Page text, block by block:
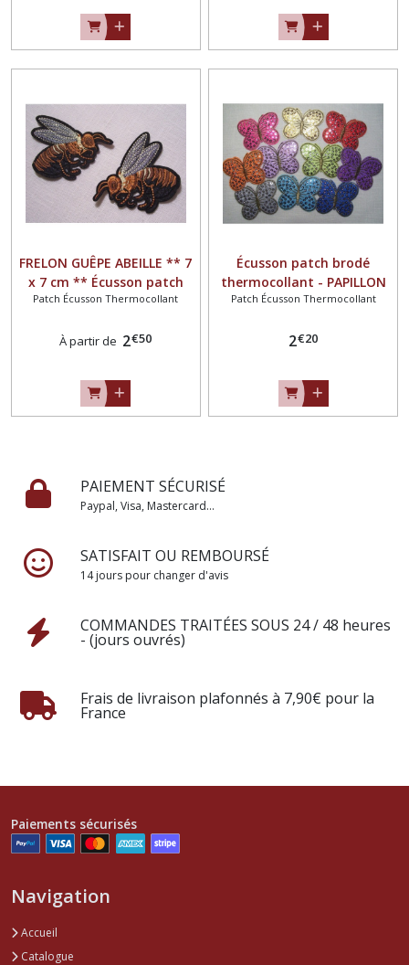
FRELON GUÊPE ABEILLE ** 7
x 7 cm ** Écusson patch
brodé thermocollant -
Patch Écusson Thermocollant
À partir de 2€50
Écusson patch brodé
thermocollant - PAPILLON
SEQUIN ** 6 x 8 cm **
Patch Écusson Thermocollant
2€20
PAIEMENT SÉCURISÉ
Paypal, Visa, Mastercard...
SATISFAIT OU REMBOURSÉ
14 jours pour changer d'avis
COMMANDES TRAITÉES SOUS 24 / 48 heures
- (jours ouvrés)
Frais de livraison plafonnés à 7,90€ pour la
France
Paiements sécurisés
Navigation
Accueil
Catalogue